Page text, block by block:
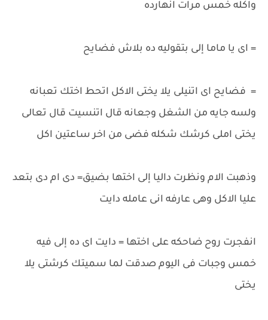
واكله خمس مرات انهارده
= اى يا ماما إلى بتقوليه ده بلاش فضايح
= فضايح اى اتنيلى يلا يختى الاكل اتحط اختك تعبانه
ولسه جايه من الشغل وجعانه قال اتنسيت قال تعالى
يختى املى كرشك شكله فضى من اخر ساعتين اكل
وذهبت الام ونظرت داليا إلى اختها بضيق= دى ام دى بتعد
عليا الاكل وهى عارفه انى عامله دايت
انفجرت روح ضاحكه على اختها = دايت اى ده إلى فيه
خمس وجبات فى اليوم صدقت لما سميتك كرشتى يلا
يختى